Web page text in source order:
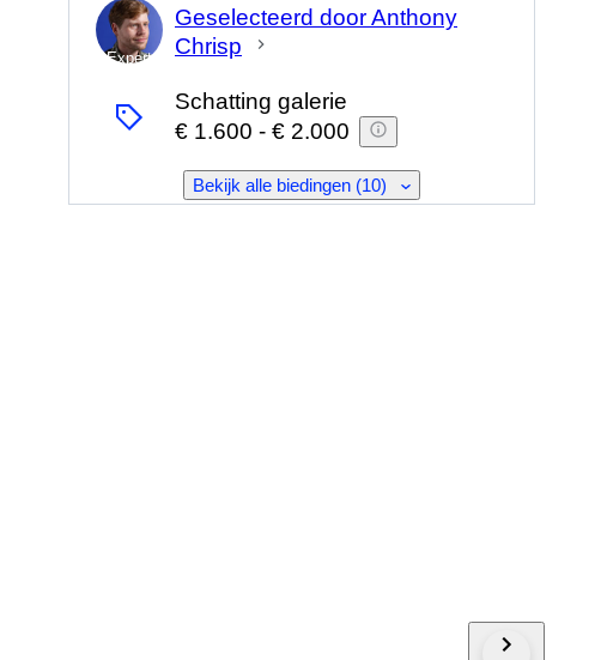
Expert
Geselecteerd door Anthony
Chrisp
Schatting galerie
€ 1.600 - € 2.000
Bekijk alle biedingen (10)